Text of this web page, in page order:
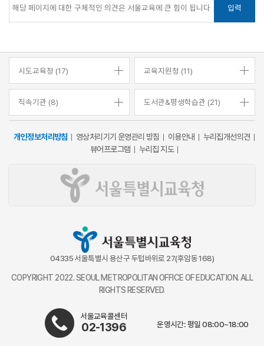
입력
시도교육청 (17) 교육지원청 (11)
직속기관 (8) 도서관&평생학습관 (21)
개인정보처리방침 영상처리기기 운영관리 방침 이용안내
누리집개선의견
뷰어프로그램
누리집 지도
04335 서울특별시 용산구 두텁바위로 27(후암동 168)
COPYRIGHT 2022. SEOUL METROPOLITAN OFFICE OF EDUCATION. ALL
RIGHTS RESERVED.
서울교육콜센터
02-1396 운영시간: 평일 08:00~18:00